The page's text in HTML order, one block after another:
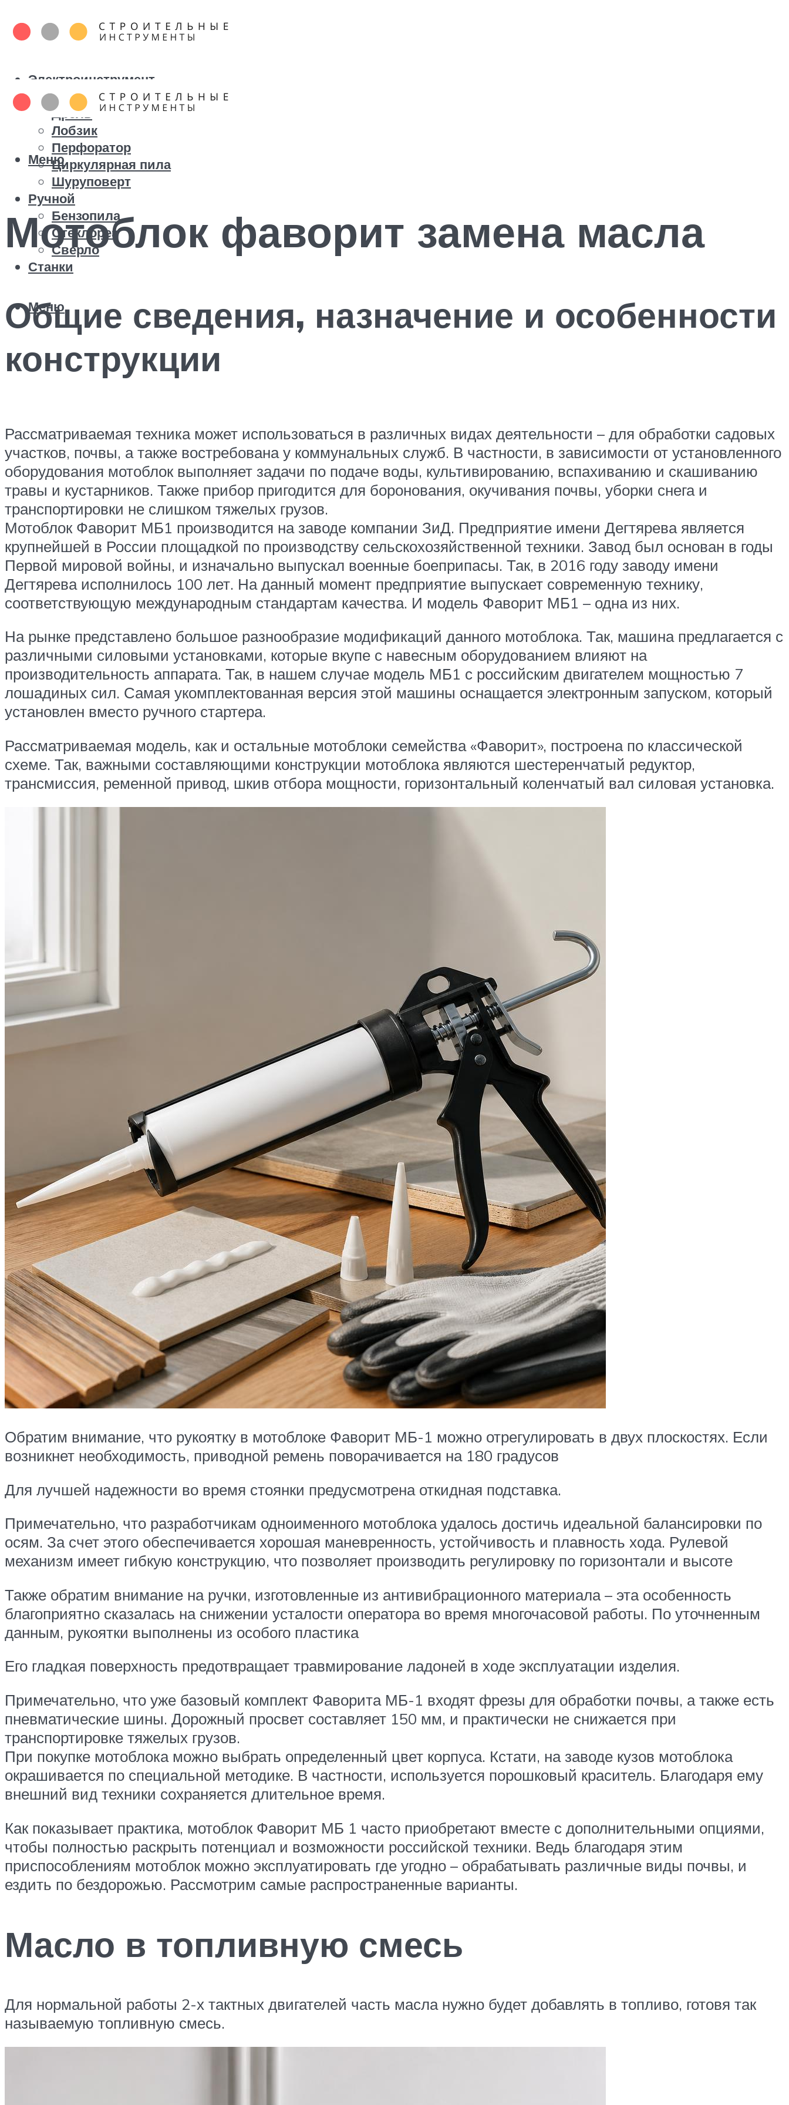
Электроинструмент
Болгарка
Дрель
Лобзик
Перфоратор
Циркулярная пила
Шуруповерт
Ручной
Бензопила
Стеклорез
Сверло
Станки
Меню
Меню
Мотоблок фаворит замена масла
Общие сведения, назначение и особенности
конструкции
Рассматриваемая техника может использоваться в различных видах деятельности – для обработки садовых
участков, почвы, а также востребована у коммунальных служб. В частности, в зависимости от установленного
оборудования мотоблок выполняет задачи по подаче воды, культивированию, вспахиванию и скашиванию
травы и кустарников. Также прибор пригодится для боронования, окучивания почвы, уборки снега и
транспортировки не слишком тяжелых грузов.
Мотоблок Фаворит МБ1 производится на заводе компании ЗиД. Предприятие имени Дегтярева является
крупнейшей в России площадкой по производству сельскохозяйственной техники. Завод был основан в годы
Первой мировой войны, и изначально выпускал военные боеприпасы. Так, в 2016 году заводу имени
Дегтярева исполнилось 100 лет. На данный момент предприятие выпускает современную технику,
соответствующую международным стандартам качества. И модель Фаворит МБ1 – одна из них.
На рынке представлено большое разнообразие модификаций данного мотоблока. Так, машина предлагается с
различными силовыми установками, которые вкупе с навесным оборудованием влияют на
производительность аппарата. Так, в нашем случае модель МБ1 с российским двигателем мощностью 7
лошадиных сил. Самая укомплектованная версия этой машины оснащается электронным запуском, который
установлен вместо ручного стартера.
Рассматриваемая модель, как и остальные мотоблоки семейства «Фаворит», построена по классической
схеме. Так, важными составляющими конструкции мотоблока являются шестеренчатый редуктор,
трансмиссия, ременной привод, шкив отбора мощности, горизонтальный коленчатый вал силовая установка.
Обратим внимание, что рукоятку в мотоблоке Фаворит МБ-1 можно отрегулировать в двух плоскостях. Если
возникнет необходимость, приводной ремень поворачивается на 180 градусов
Для лучшей надежности во время стоянки предусмотрена откидная подставка.
Примечательно, что разработчикам одноименного мотоблока удалось достичь идеальной балансировки по
осям. За счет этого обеспечивается хорошая маневренность, устойчивость и плавность хода. Рулевой
механизм имеет гибкую конструкцию, что позволяет производить регулировку по горизонтали и высоте
Также обратим внимание на ручки, изготовленные из антивибрационного материала – эта особенность
благоприятно сказалась на снижении усталости оператора во время многочасовой работы. По уточненным
данным, рукоятки выполнены из особого пластика
Его гладкая поверхность предотвращает травмирование ладоней в ходе эксплуатации изделия.
Примечательно, что уже базовый комплект Фаворита МБ-1 входят фрезы для обработки почвы, а также есть
пневматические шины. Дорожный просвет составляет 150 мм, и практически не снижается при
транспортировке тяжелых грузов.
При покупке мотоблока можно выбрать определенный цвет корпуса. Кстати, на заводе кузов мотоблока
окрашивается по специальной методике. В частности, используется порошковый краситель. Благодаря ему
внешний вид техники сохраняется длительное время.
Как показывает практика, мотоблок Фаворит МБ 1 часто приобретают вместе с дополнительными опциями,
чтобы полностью раскрыть потенциал и возможности российской техники. Ведь благодаря этим
приспособлениям мотоблок можно эксплуатировать где угодно – обрабатывать различные виды почвы, и
ездить по бездорожью. Рассмотрим самые распространенные варианты.
Масло в топливную смесь
Для нормальной работы 2-х тактных двигателей часть масла нужно будет добавлять в топливо, готовя так
называемую топливную смесь.